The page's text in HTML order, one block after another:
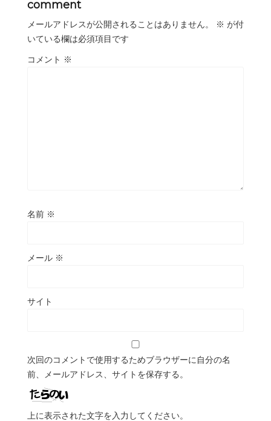
comment
メールアドレスが公開されることはありません。 ※ が付
いている欄は必須項目です
コメント ※
名前 ※
メール ※
サイト
次回のコメントで使用するためブラウザーに自分の名
前、メールアドレス、サイトを保存する。
上に表示された文字を入力してください。